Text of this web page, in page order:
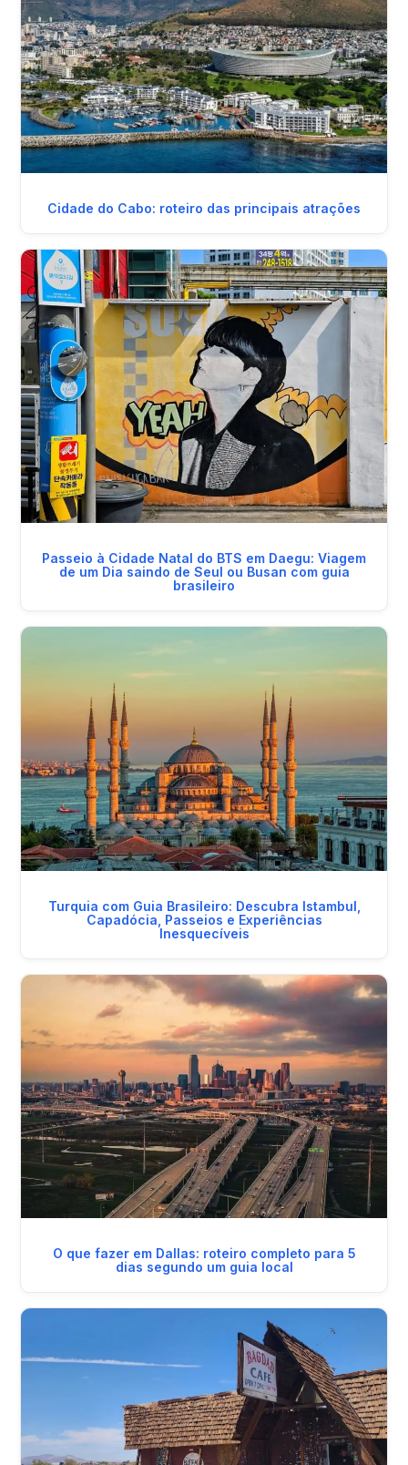
Cidade do Cabo: roteiro das principais atrações
Passeio à Cidade Natal do BTS em Daegu: Viagem
de um Dia saindo de Seul ou Busan com guia
brasileiro
Turquia com Guia Brasileiro: Descubra Istambul,
Capadócia, Passeios e Experiências
Inesquecíveis
O que fazer em Dallas: roteiro completo para 5
dias segundo um guia local